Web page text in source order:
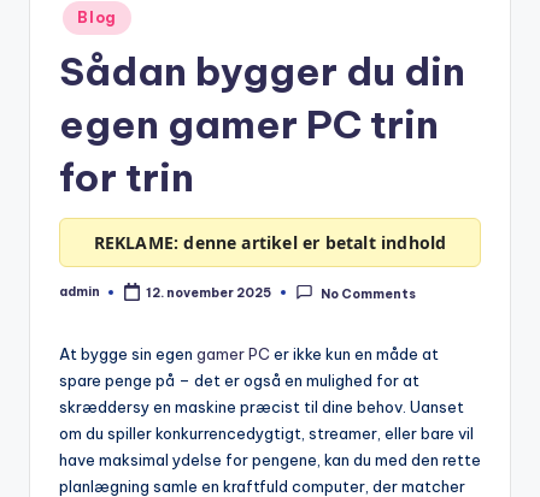
Posted
in
Blog
Sådan bygger du din
egen gamer PC trin
for trin
REKLAME: denne artikel er betalt indhold
Posted
admin 12. november 2025 No Comments
At bygge sin egen gamer PC er ikke kun en måde at
spare penge på – det er også en mulighed for at
skræddersy en maskine præcist til dine behov. Uanset
om du spiller konkurrencedygtigt, streamer, eller bare vil
have maksimal ydelse for pengene, kan du med den rette
planlægning samle en kraftfuld computer, der matcher